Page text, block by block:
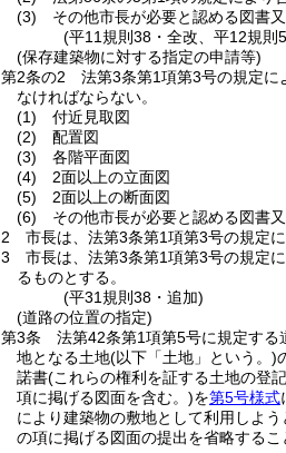
(3)
その他市長が必要と認める図書
(平11規則38・全改、平12規則
(保存建築物に対する指定の申請等)
第2条の2
法第3条第1項第3号の規定
なければならない。
(1)
付近見取図
(2)
配置図
(3)
各階平面図
(4)
2面以上の立面図
(5)
2面以上の断面図
(6)
その他市長が必要と認める図書
2
市長は、法第3条第1項第3号の規定
3
市長は、法第3条第1項第3号の規定
るものとする。
(平31規則38・追加)
(道路の位置の指定)
第3条
法第42条第1項第5号に規定する
地となる土地(以下「土地」という。)
諾書(これらの権利を証する土地の登
項に掲げる図面を含む。)を第5号様式
により建築物の敷地として利用しよ
の項に掲げる図面の提出を省略するこ